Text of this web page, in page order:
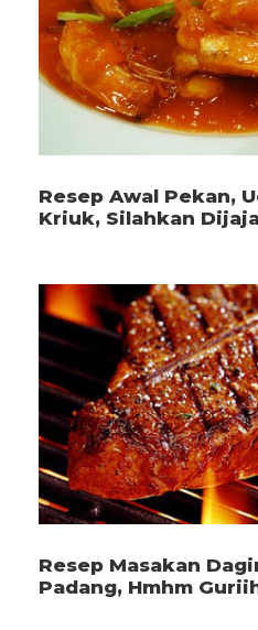
Resep Awal Pekan,
Kriuk, Silahkan
Resep Masakan
Padang, Hmhm